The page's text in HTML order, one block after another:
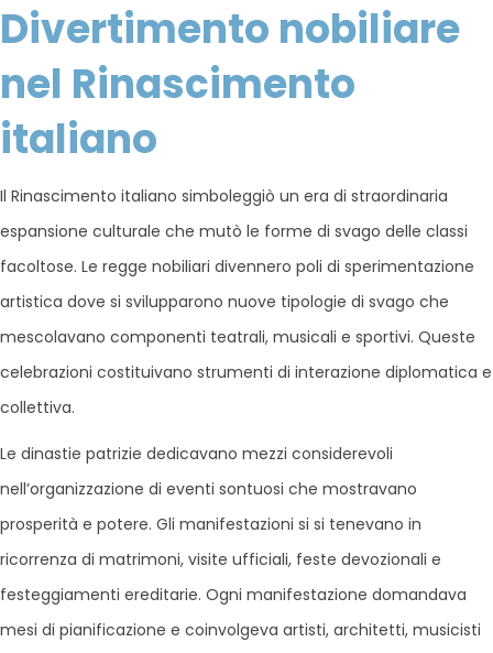
Divertimento nobiliare
nel Rinascimento
italiano
Il Rinascimento italiano simboleggiò un era di straordinaria
espansione culturale che mutò le forme di svago delle classi
facoltose. Le regge nobiliari divennero poli di sperimentazione
artistica dove si svilupparono nuove tipologie di svago che
mescolavano componenti teatrali, musicali e sportivi. Queste
celebrazioni costituivano strumenti di interazione diplomatica e
collettiva.
Le dinastie patrizie dedicavano mezzi considerevoli
nell’organizzazione di eventi sontuosi che mostravano
prosperità e potere. Gli manifestazioni si si tenevano in
ricorrenza di matrimoni, visite ufficiali, feste devozionali e
festeggiamenti ereditarie. Ogni manifestazione domandava
mesi di pianificazione e coinvolgeva artisti, architetti, musicisti